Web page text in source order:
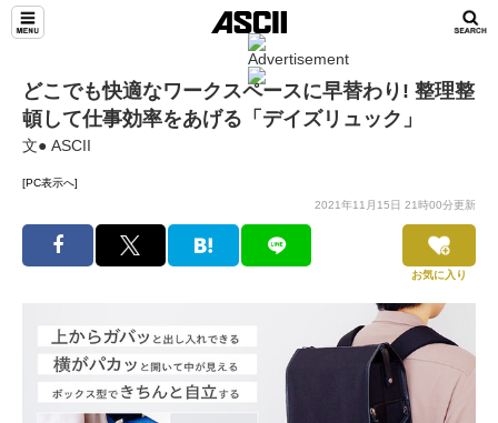
どこでも快適なワークスペースに早替わり! 整理整
頓して仕事効率をあげる「デイズリュック」
文● ASCII
[PC表示へ]
2021年11月15日 21時00分更新
お気に入り